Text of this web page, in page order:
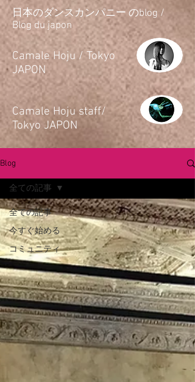
日本のダンスカンパニー のblog /
Blog du japon
​Camale Hoju / Tokyo
JAPON
​Camale Hoju staff/
Tokyo JAPON
Blog
全ての記事
今すぐ始める
コミュニティ
全ての記事